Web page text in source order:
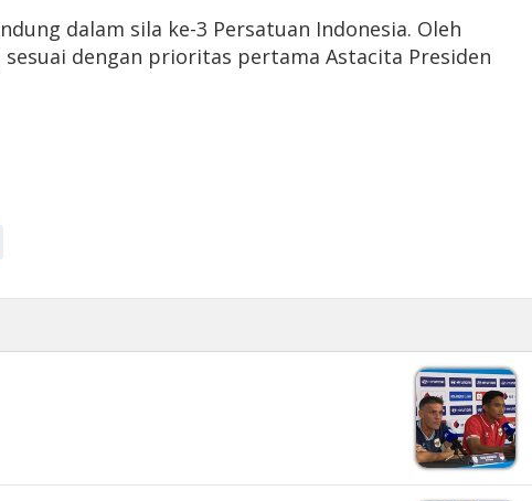
dalam sila ke-3 Persatuan Indonesia. Oleh
dengan prioritas pertama Astacita Presiden